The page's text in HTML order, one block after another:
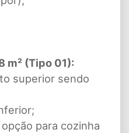
m² (Tipo 01):
superior sendo
para cozinha